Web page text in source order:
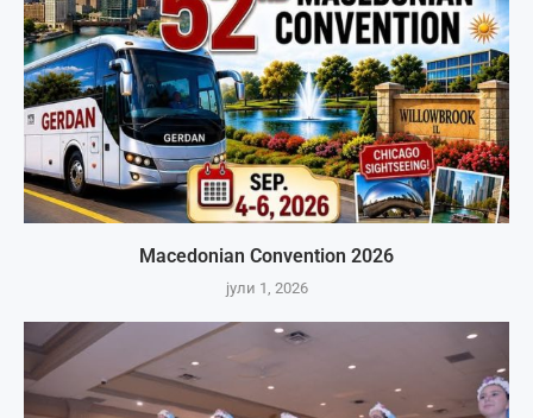
Macedonian Convention 2026
јули 1, 2026